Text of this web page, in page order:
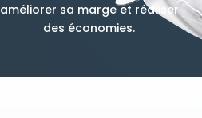
améliorer sa marge et réaliser
des économies.